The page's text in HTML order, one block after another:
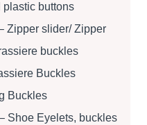
buttons
Zipper slider/ Zipper
buckles
Buckles
Buckles
Shoe Eyelets, buckles